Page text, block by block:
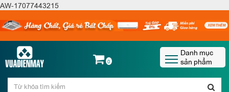
AW-17077443215
0
Danh mục
sản phẩm